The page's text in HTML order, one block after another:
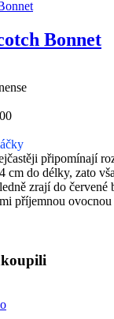
Bonnet
připomínají
cm do délky, zato
zrají do
příjemnou